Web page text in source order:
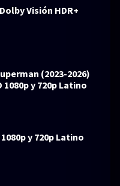
Visión HDR+
(2023-2026)
y 720p Latino
y 720p Latino